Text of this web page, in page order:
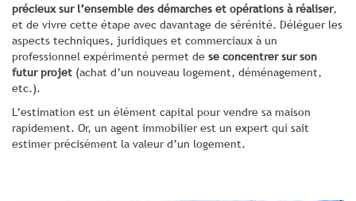
précieux sur l’ensemble des démarches et opérations à réaliser,
et de vivre cette étape avec davantage de sérénité. Déléguer les
aspects techniques, juridiques et commerciaux à un
professionnel expérimenté permet de se concentrer sur son
futur projet (achat d’un nouveau logement, déménagement,
etc.).
L’estimation est un élément capital pour vendre sa maison
rapidement. Or, un agent immobilier est un expert qui sait
estimer précisément la valeur d’un logement.